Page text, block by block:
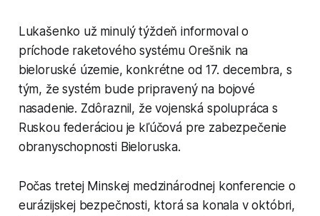
Lukašenko už minulý týždeň informoval o
príchode raketového systému Orešnik na
bieloruské územie, konkrétne od 17. decembra, s
tým, že systém bude pripravený na bojové
nasadenie. Zdôraznil, že vojenská spolupráca s
Ruskou federáciou je kľúčová pre zabezpečenie
obranyschopnosti Bieloruska.
Počas tretej Minskej medzinárodnej konferencie o
eurázijskej bezpečnosti, ktorá sa konala v októbri,